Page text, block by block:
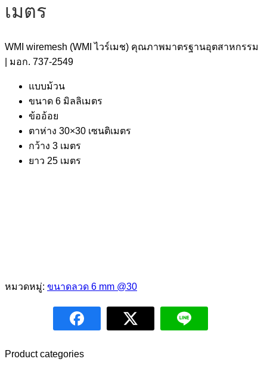
เมตร
WMI wiremesh (WMI ไวร์เมช) คุณภาพมาตรฐานอุตสาหกรรม
| มอก. 737-2549
แบบม้วน
ขนาด 6 มิลลิเมตร
ข้ออ้อย
ตาห่าง 30×30 เซนติเมตร
กว้าง 3 เมตร
ยาว 25 เมตร
หมวดหมู่: ขนาดลวด 6 mm @30
Product categories